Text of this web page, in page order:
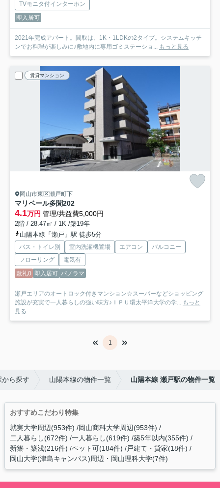
TVモニタ付インターホン
即入居可
2021年完成アパート。間取は、1K・1LDKの2タイプ。システムキッチ
ンでお料理が楽しみに♪敷地内に専用ゴミステーショ... もっと見る
賃貸マンション
岡山市東区瀬戸町下
マリベール多聞202
4.1万円 管理/共益費5,000円
2階 / 28.47㎡ / 1K /築19年
山陽本線「瀬戸」駅 徒歩5分
バス・トイレ別 室内洗濯機置場 エアコン
バルコニー
フローリング
電気有
敷礼0 即入居可 パノラマ
瀬戸エリアのオートロック付きマンション☆スーパーなどショッピング
施設が充実で一人暮らしの強い味方♪ＩＰＵ環太平洋大学の学... もっと
見る
1
ら探す 山陽本線の物件一覧 山陽本線 瀬戸駅の物件一覧
おすすめこだわり特集
就実大学周辺(953件) 岡山商科大学周辺(953件)
二人暮らし(672件) 一人暮らし(619件) 築5年以内(355件)
新築・築浅(216件) ペット可(184件) 戸建て・貸家(18件)
岡山大学(津島キャンパス)周辺・岡山理科大学(7件)